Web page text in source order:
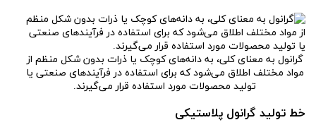
گرانول به معنای کلی، به دانه‌های کوچک یا ذرات بدون شکل منظم از
مواد مختلف اطلاق می‌شود که برای استفاده در فرآیندهای صنعتی یا
تولید محصولات مورد استفاده قرار می‌گیرند.
خط تولید گرانول پلاستیکی